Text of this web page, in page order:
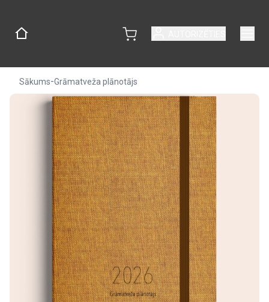
Sākums-Grāmatveža plānotājs